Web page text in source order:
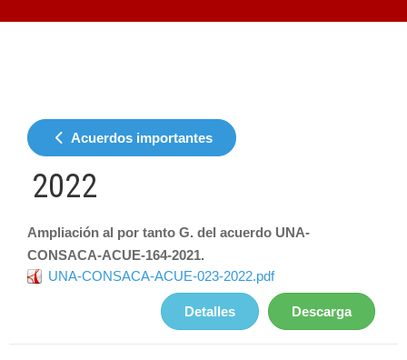
Acuerdos importantes
2022
Ampliación al por tanto G. del acuerdo UNA-
CONSACA-ACUE-164-2021.
UNA-CONSACA-ACUE-023-2022.pdf
Descarga
Detalles